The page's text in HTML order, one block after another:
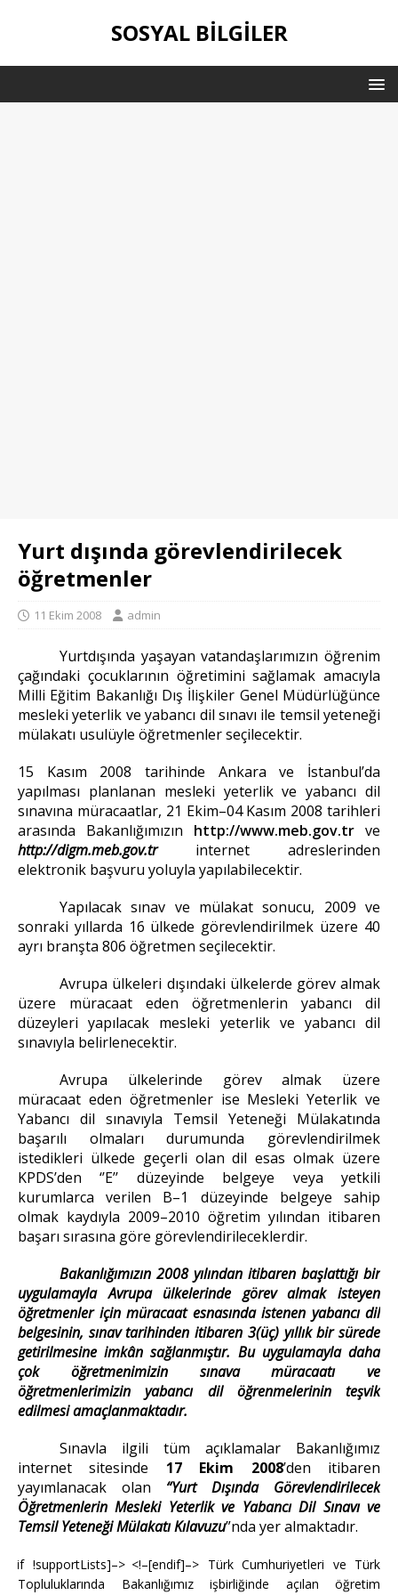
SOSYAL BILGILER
Yurt dışında görevlendirilecek
öğretmenler
11 Ekim 2008 admin
Yurtdışında yaşayan vatandaşlarımızın öğrenim
çağındaki çocuklarının öğretimini sağlamak amacıyla
Milli Eğitim Bakanlığı Dış İlişkiler Genel Müdürlüğünce
mesleki yeterlik ve yabancı dil sınavı ile temsil yeteneği
mülakatı usulüyle öğretmenler seçilecektir.
15 Kasım 2008 tarihinde Ankara ve İstanbul’da
yapılması planlanan mesleki yeterlik ve yabancı dil
sınavına müracaatlar, 21 Ekim–04 Kasım 2008 tarihleri
arasında Bakanlığımızın http://www.meb.gov.tr ve
http://digm.meb.gov.trinternet adreslerinden
elektronik başvuru yoluyla yapılabilecektir.
Yapılacak sınav ve mülakat sonucu, 2009 ve
sonraki yıllarda 16 ülkede görevlendirilmek üzere 40
ayrı branşta 806 öğretmen seçilecektir.
Avrupa ülkeleri dışındaki ülkelerde görev almak
üzere müracaat eden öğretmenlerin yabancı dil
düzeyleri yapılacak mesleki yeterlik ve yabancı dil
sınavıyla belirlenecektir.
Avrupa ülkelerinde görev almak üzere
müracaat eden öğretmenler ise Mesleki Yeterlik ve
Yabancı dil sınavıyla Temsil Yeteneği Mülakatında
başarılı olmaları durumunda görevlendirilmek
istedikleri ülkede geçerli olan dil esas olmak üzere
KPDS’den ‘’E’’ düzeyinde belgeye veya yetkili
kurumlarca verilen B–1 düzeyinde belgeye sahip
olmak kaydıyla 2009–2010 öğretim yılından itibaren
başarı sırasına göre görevlendirileceklerdir.
Bakanlığımızın 2008 yılından itibaren başlattığı bir
uygulamayla Avrupa ülkelerinde görev almak isteyen
öğretmenler için müracaat esnasında istenen yabancı dil
belgesinin, sınav tarihinden itibaren 3(üç) yıllık bir sürede
getirilmesine imkân sağlanmıştır. Bu uygulamayla daha
çok öğretmenimizin sınava müracaatı ve
öğretmenlerimizin yabancı dil öğrenmelerinin teşvik
edilmesi amaçlanmaktadır.
Sınavla ilgili tüm açıklamalar Bakanlığımız
internet sitesinde 17 Ekim 2008’den itibaren
yayımlanacak olan “Yurt Dışında Görevlendirilecek
Öğretmenlerin Mesleki Yeterlik ve Yabancı Dil Sınavı ve
Temsil Yeteneği Mülakatı Kılavuzu”nda yer almaktadır.
!supportLists]–> <!–[endif]–> Türk Cumhuriyetleri ve Türk
Topluluklarında Bakanlığımız işbirliğinde açılan öğretim